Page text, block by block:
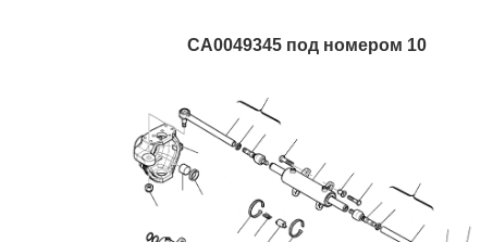
CA0049345 под номером 10